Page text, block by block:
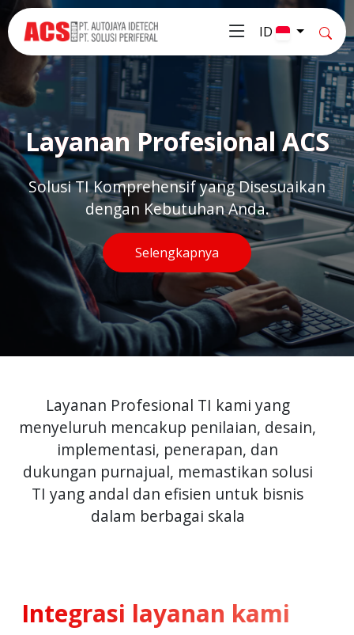
ID
Layanan Profesional ACS
Solusi TI Komprehensif yang Disesuaikan
dengan Kebutuhan Anda.
Selengkapnya
Layanan Profesional TI kami yang
menyeluruh mencakup penilaian, desain,
implementasi, penerapan, dan
dukungan purnajual, memastikan solusi
TI yang andal dan efisien untuk bisnis
dalam berbagai skala
Integrasi layanan kami